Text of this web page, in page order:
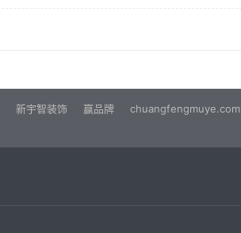
新宇智装饰 赢品牌 chuangfengmuye.com